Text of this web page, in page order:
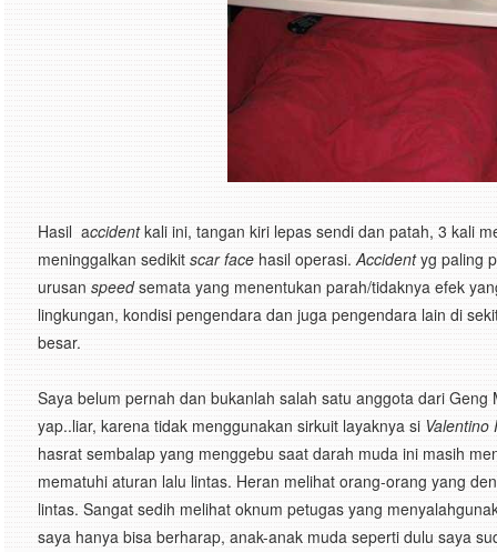
Hasil accidentkali ini, tangan kiri lepas sendi dan patah, 3 kali
meninggalkan sedikit scar face hasil operasi.Accidentyg paling
urusan speedsemata yang menentukan parah/tidaknya efek
lingkungan, kondisi pengendara dan juga pengendara lain di
besar.
Saya belum pernah dan bukanlah salah satu anggota dari
yap..liar, karena tidak menggunakan sirkuit layaknya si
hasrat sembalap yang menggebu saat darah muda ini masih
mematuhi aturan lalu lintas. Heran melihat orang-orang yang
lintas. Sangat sedih melihat oknum petugas yang
saya hanya bisa berharap, anak-anak muda seperti dulu saya